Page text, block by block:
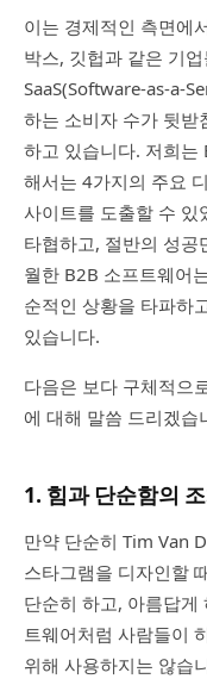
이는 경제적인 측면에
박스, 깃헙과 같은 기
SaaS(Software-as-a-
하는 소비자 수가 뒷받
하고 있습니다. 저희는
해서는 4가지의 주요
사이트를 도출할 수 있
타협하고, 절반의 성
월한 B2B 소프트웨어
순적인 상황을 타파하
있습니다.
다음은 보다 구체적으
에 대해 말씀 드리겠습
1. 힘과 단순함의
만약 단순히 Tim Van
스타그램을 디자인할
단순히 하고, 아름답
트웨어처럼 사람들이
위해 사용하지는 않습